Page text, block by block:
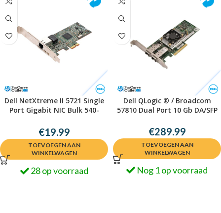
Dell NetXtreme II 5721 Single
Port Gigabit NIC Bulk 540-
€19.99
TOEVOEGEN AAN
WINKELWAGEN
28 op voorraad
Dell QLogic ® / Broadcom
57810 Dual Port 10 Gb DA/SFP
€289.99
TOEVOEGEN AAN
WINKELWAGEN
Nog 1 op voorraad